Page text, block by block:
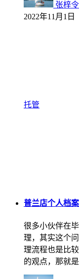
张梓令
2022年11月1日
托管
普兰店个人档
很多小伙伴在
理，其实这个
理流程也是比
的观点，那就